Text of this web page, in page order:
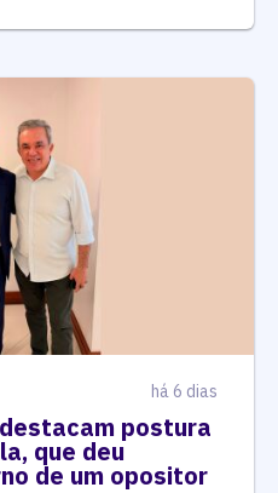
há 6 dias
postura
que deu
de um opositor